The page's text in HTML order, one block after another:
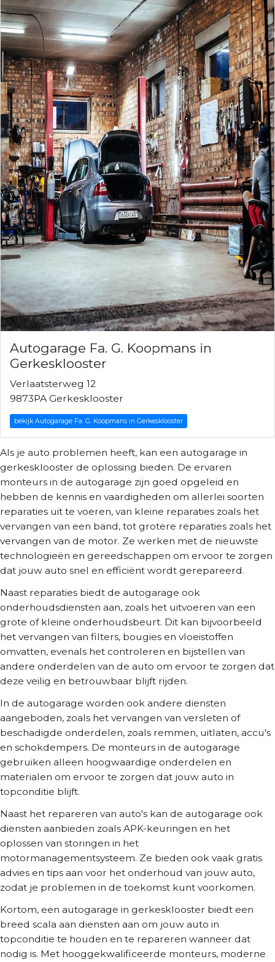
Autogarage Fa. G. Koopmans in
Gerkesklooster
Verlaatsterweg 12
9873PA Gerkesklooster
bekijk Autogarage Fa. G. Koopmans in Gerkesklooster
Als je auto problemen heeft, kan een autogarage in
gerkesklooster de oplossing bieden. De ervaren
monteurs in de autogarage zijn goed opgeleid en
hebben de kennis en vaardigheden om allerlei soorten
reparaties uit te voeren, van kleine reparaties zoals het
vervangen van een band, tot grotere reparaties zoals het
vervangen van de motor. Ze werken met de nieuwste
technologieën en gereedschappen om ervoor te zorgen
dat jouw auto snel en efficiënt wordt gerepareerd.
Naast reparaties biedt de autogarage ook
onderhoudsdiensten aan, zoals het uitvoeren van een
grote of kleine onderhoudsbeurt. Dit kan bijvoorbeeld
het vervangen van filters, bougies en vloeistoffen
omvatten, evenals het controleren en bijstellen van
andere onderdelen van de auto om ervoor te zorgen dat
deze veilig en betrouwbaar blijft rijden.
In de autogarage worden ook andere diensten
aangeboden, zoals het vervangen van versleten of
beschadigde onderdelen, zoals remmen, uitlaten, accu's
en schokdempers. De monteurs in de autogarage
gebruiken alleen hoogwaardige onderdelen en
materialen om ervoor te zorgen dat jouw auto in
topconditie blijft.
Naast het repareren van auto's kan de autogarage ook
diensten aanbieden zoals APK-keuringen en het
oplossen van storingen in het
motormanagementsysteem. Ze bieden ook vaak gratis
advies en tips aan voor het onderhoud van jouw auto,
zodat je problemen in de toekomst kunt voorkomen.
Kortom, een autogarage in gerkesklooster biedt een
breed scala aan diensten aan om jouw auto in
topconditie te houden en te repareren wanneer dat
nodig is. Met hooggekwalificeerde monteurs, moderne